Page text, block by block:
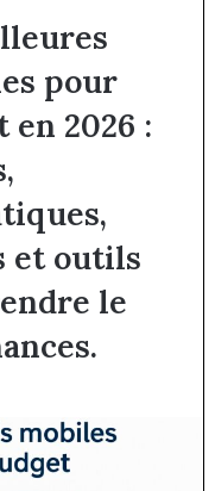
pour
2026 :
et outils
le